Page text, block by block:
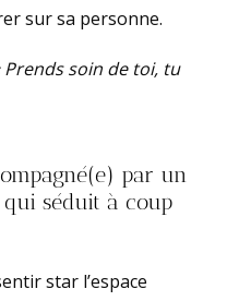
sur sa personne.
soin de toi, tu
par un
séduit à coup
star l’espace